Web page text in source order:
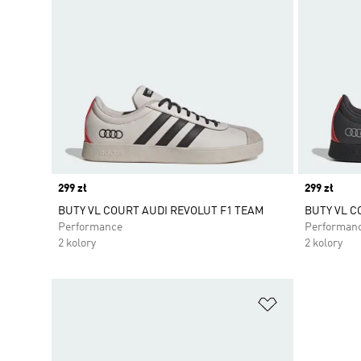
Price
299 zł
BUTY VL COURT AUDI REVOLUT F1 TEAM
Performance
2 kolory
Price
299 zł
BUTY VL
2 kolory